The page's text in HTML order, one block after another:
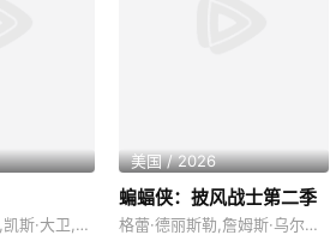
斯蒂芬妮·比翠丝,凯斯·大卫,丹·巴克达尔,吉姆·拉什,凯尔茜·斯科特
美国 / 2026
蝙蝠侠：披风战士第二季
格蕾·德丽斯勒,詹姆斯·乌尔班尼亚克,约翰·迪·马吉欧,杰森·沃特金斯,乔什·基顿,哈米什·林克莱特,马修·尼达姆,拉瑞恩·纽曼,加里·安东尼·威廉斯,罗南·拉夫特瑞,埃里克·摩根·斯图尔特,克里斯托·乔伊·布朗,米歇尔·C·博尼拉,JP·卡利亚赫,Zach·Lazar·Hoffman